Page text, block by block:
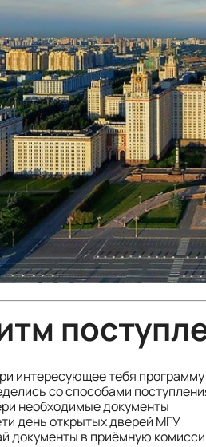
интересующее тебя программу
со способами
необходимые документы
день открытых дверей МГУ
документы в приёмную